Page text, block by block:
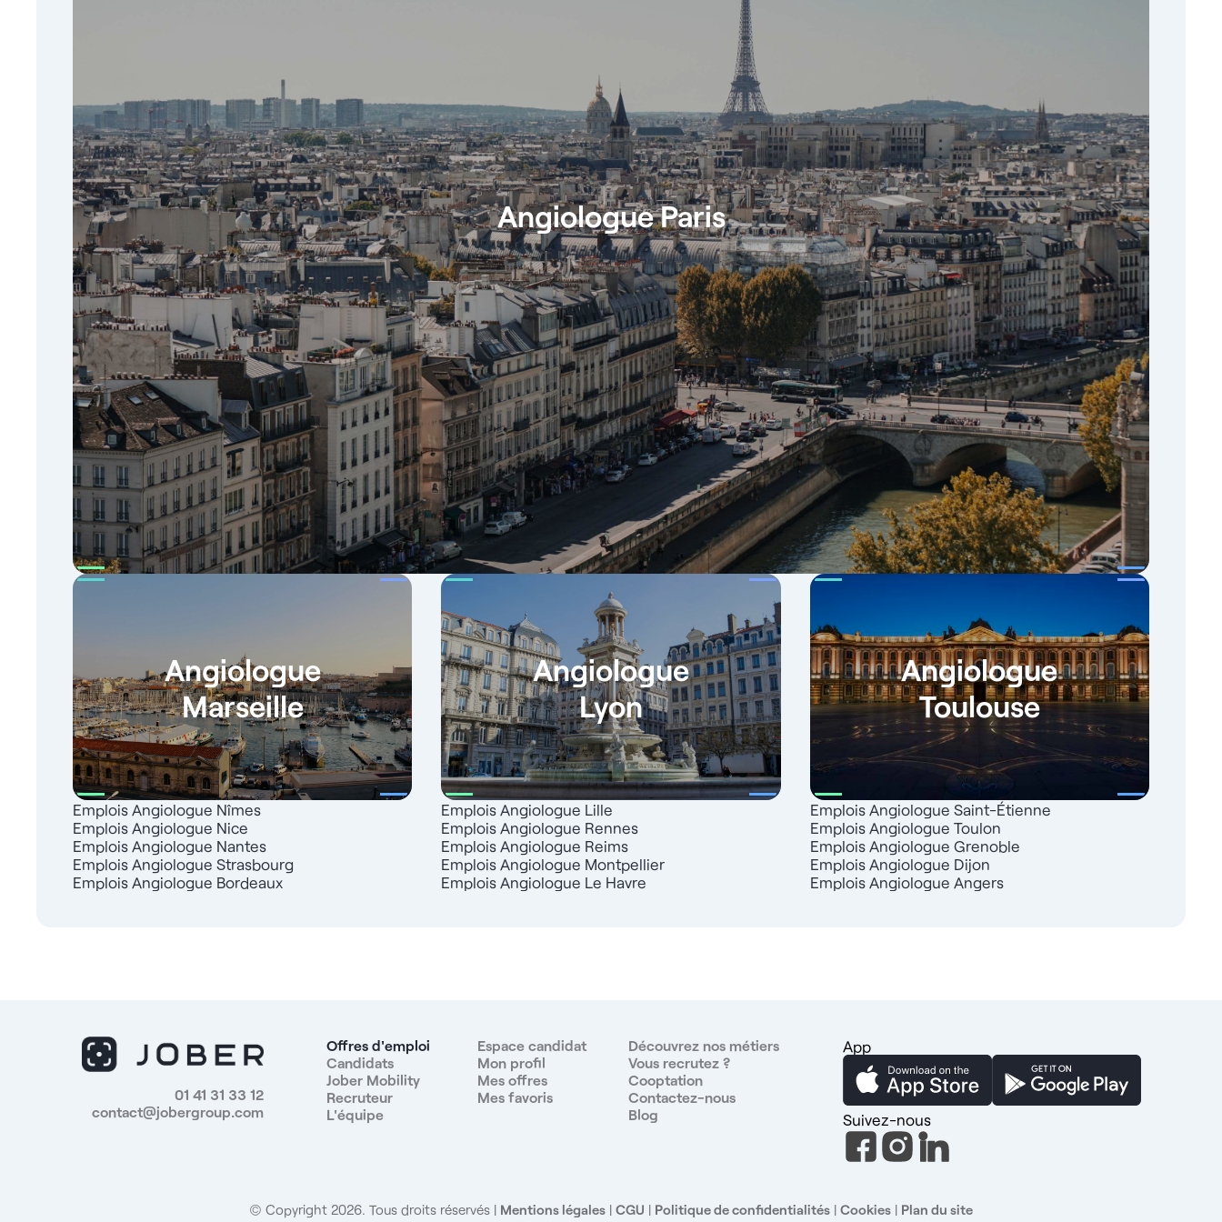
accompagnement Contactez-nous au : O7 44 71 65 O8 Référence de l'annonce : 7803 Retrouvez plus de 4000 offres d'emploi santé sur notre site et
application mobile Jober Group. Profitez d'un réseau de 1000 partenaires sur toute la France, d'une équipe d'experts du recrutement à votre écoute et d'un
Angiologue Paris
Angiologue
Marseille
Emplois Angiologue Nîmes
Emplois Angiologue Nice
Emplois Angiologue Nantes
Emplois Angiologue Strasbourg
Emplois Angiologue Bordeaux
Angiologue
Lyon
Emplois Angiologue Lille
Emplois Angiologue Rennes
Emplois Angiologue Reims
Emplois Angiologue Montpellier
Emplois Angiologue Le Havre
Angiologue
Toulouse
Emplois Angiologue Saint-Étienne
Emplois Angiologue Toulon
Emplois Angiologue Grenoble
Emplois Angiologue Dijon
Emplois Angiologue Angers
01 41 31 33 12
contact@jobergroup.com
Offres d'emploi
Candidats
Jober Mobility
Recruteur
L'équipe
Espace candidat
Mon profil
Mes offres
Mes favoris
Découvrez nos métiers
Vous recrutez ?
Cooptation
Contactez-nous
Blog
App
Suivez-nous
© Copyright 2026. Tous droits réservés Mentions légales | CGU | Politique de confidentialités | Cookies | Plan du site